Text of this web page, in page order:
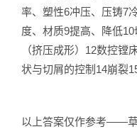
率、塑性6冲压、压铸7
度、材质9提高、降低
（挤压成形）12数控镗
状与切屑的控制14崩裂
以上答案仅作参考——